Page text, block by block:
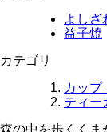
よしざ
益子焼
カテゴリ
カップ
ティー
森の中を歩くくま